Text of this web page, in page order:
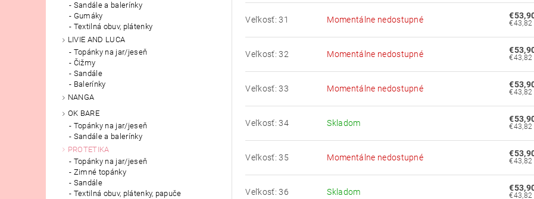
Sandále a balerínky
Gumáky
Textilná obuv, plátenky
LIVIE AND LUCA
Topánky na jar/jeseň
Čižmy
Sandále
Balerínky
NANGA
OK BARE
Topánky na jar/jeseň
Sandále a balerínky
PROTETIKA
Topánky na jar/jeseň
Zimné topánky
Sandále
Textilná obuv, plátenky, papuče
Veľkosť: 31 Momentálne nedostupné
Veľkosť: 32 Momentálne nedostupné
Veľkosť: 33 Momentálne nedostupné
Veľkosť: 34 Skladom
Veľkosť: 35 Momentálne nedostupné
Veľkosť: 36 Skladom